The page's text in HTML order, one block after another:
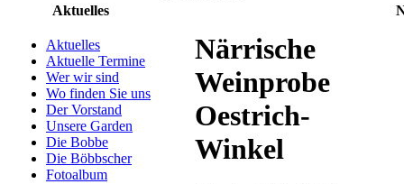
Aktuelles
Aktuelles
Aktuelle Termine
Wer wir sind
Wo finden Sie uns
Der Vorstand
Unsere Garden
Die Bobbe
Die Böbbscher
Fotoalbum
Närrische
Weinprobe
Oestrich-
Winkel